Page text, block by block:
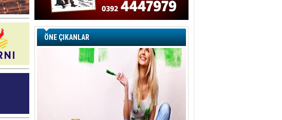
ÖNE ÇIKANLAR